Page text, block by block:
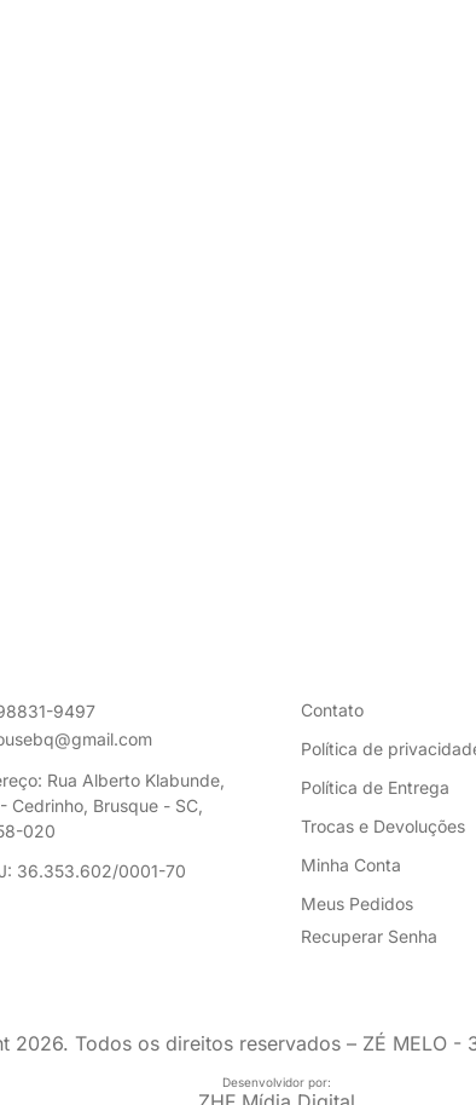
9497
Rua Alberto Klabunde,
Cedrinho, Brusque - SC,
020
36.353.602/0001-70
Contato
Política de
Política de Entrega
Trocas e Devoluções
Minha Conta
Meus Pedidos
Recuperar Senha
2026. Todos os direitos reservados – ZÉ MELO -
Desenvolvidor por: